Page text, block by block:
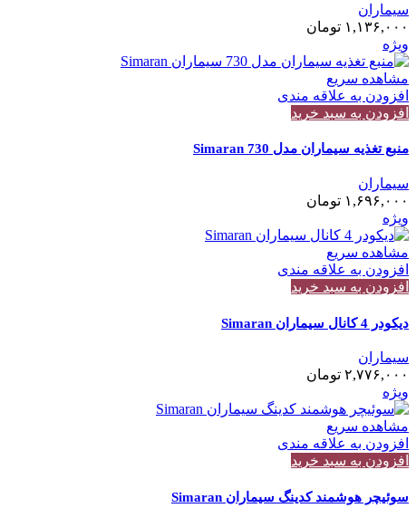
سیماران
۱,۱۳۶,۰۰۰ تومان
ویژه
مشاهده سریع
افزودن به علاقه مندی
افزودن به سبد خرید
منبع تغذیه سیماران مدل 730 Simaran
سیماران
۱,۶۹۶,۰۰۰ تومان
ویژه
مشاهده سریع
افزودن به علاقه مندی
افزودن به سبد خرید
دیکودر 4 کانال سیماران Simaran
سیماران
۲,۷۷۶,۰۰۰ تومان
ویژه
مشاهده سریع
افزودن به علاقه مندی
افزودن به سبد خرید
سوئیچر هوشمند کدینگ سیماران Simaran